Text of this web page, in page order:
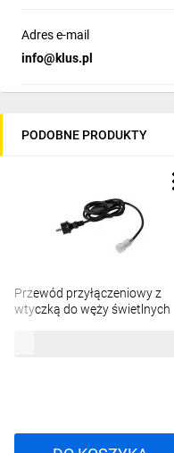
Adres e-mail
info@klus.pl
PODOBNE PRODUKTY
Przewód przyłączeniowy z
wtyczką do węży świetlnych